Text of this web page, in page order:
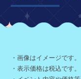
・画像はイメージです。
・表示価格は税込です。